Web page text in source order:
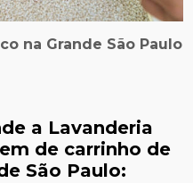
na Grande São Paulo
a Lavanderia
de carrinho de
São Paulo: